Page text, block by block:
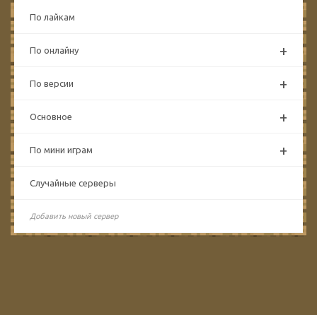
По лайкам
По онлайну +
По версии +
Основное +
По мини играм +
Случайные серверы
Добавить новый сервер